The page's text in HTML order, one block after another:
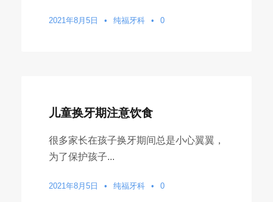
2021年8月5日 • 纯福牙科 • 0
儿童换牙期注意饮食
很多家长在孩子换牙期间总是小心翼翼，
为了保护孩子...
2021年8月5日 • 纯福牙科 • 0